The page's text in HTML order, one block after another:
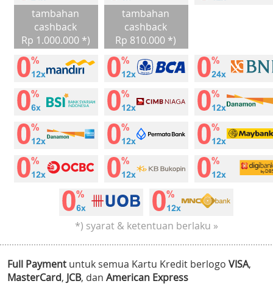
tambahan
cashback
Rp 1.000.000 *)
tambahan
cashback
Rp 810.000 *)
*) syarat & ketentuan berlaku »
Full Payment untuk semua Kartu Kredit berlogo VISA,
MasterCard, JCB, dan American Express